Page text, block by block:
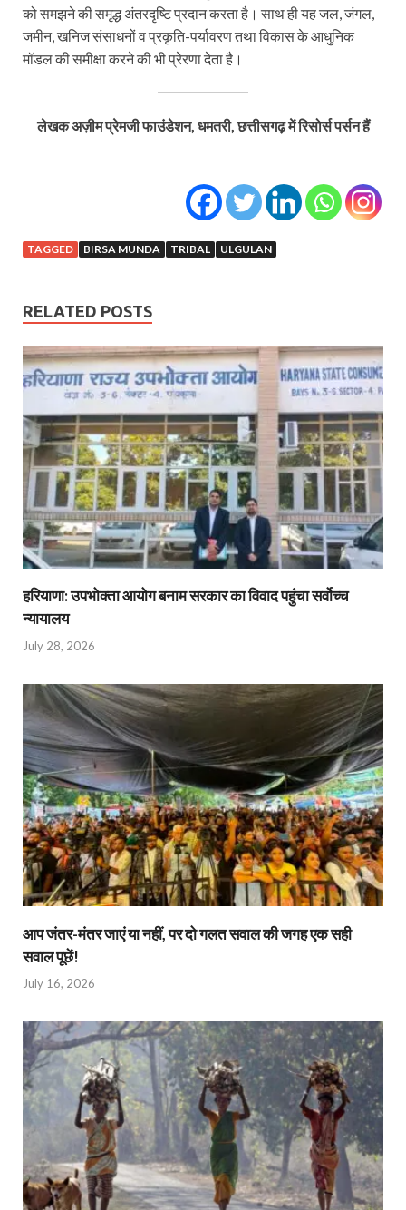
को समझने की समृद्ध अंतरदृष्टि प्रदान करता है। साथ ही यह जल, जंगल,
जमीन, खनिज संसाधनों व प्रकृति-पर्यावरण तथा विकास के आधुनिक
मॉडल की समीक्षा करने की भी प्रेरणा देता है।
लेखक अज़ीम प्रेमजी फाउंडेशन, धमतरी, छत्तीसगढ़ में रिसोर्स पर्सन हैं
TAGGED BIRSA MUNDA TRIBAL ULGULAN
RELATED POSTS
हरियाणा: उपभोक्ता आयोग बनाम सरकार का विवाद पहुंचा सर्वोच्च
न्यायालय
July 28, 2026
आप जंतर-मंतर जाएं या नहीं, पर दो गलत सवाल की जगह एक सही
सवाल पूछें!
July 16, 2026